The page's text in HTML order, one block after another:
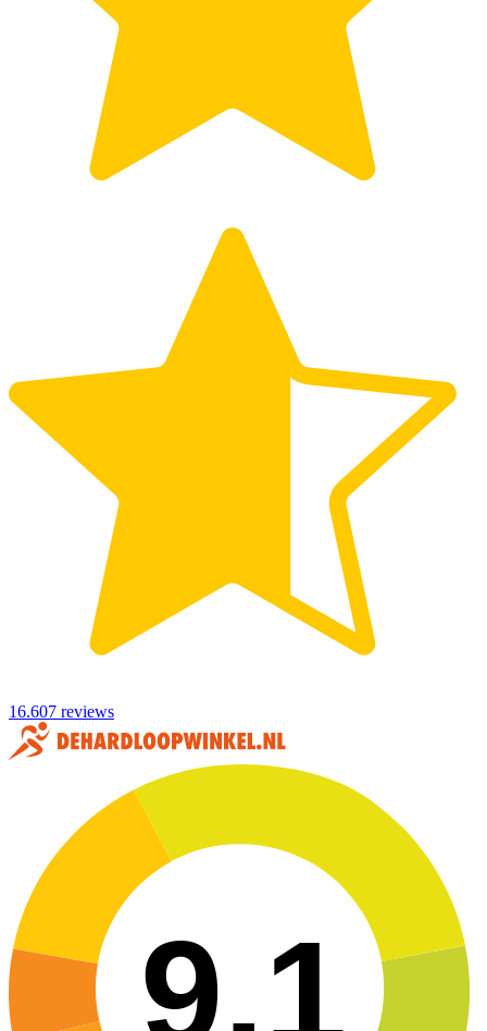
16.607 reviews
9,1